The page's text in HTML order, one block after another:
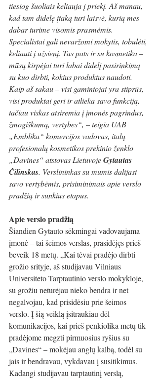
tiesiog šuoliais keliauja į priekį. Aš manau,
kad tam didelę įtaką turi laisvė, kurią mes
dabar turime visomis prasmėmis.
Specialistai gali nevaržomi mokytis, tobulėti,
keliauti į užsienį. Tas pats ir su kosmetika –
mūsų kirpėjai turi labai didelį pasirinkimą
su kuo dirbti, kokius produktus naudoti.
Kaip aš sakau – visi gamintojai yra stiprūs,
visi produktai geri ir atlieka savo funkciją,
tačiau viskas atsiremia į įmonės pagrindus,
žmogiškumą, vertybes“, – teigia UAB
„Emblika“ komercijos vadovas, italų
profesionalų kosmetikos prekinio ženklo
„Davines“ atstovas Lietuvoje Gytautas
Čilinskas. Verslininkas su mumis dalijasi
savo vertybėmis, prisiminimais apie verslo
pradžią ir sunkius etapus.
Apie verslo pradžią
Šiandien Gytauto sėkmingai vadovaujama
įmonė – tai šeimos verslas, prasidėjęs prieš
beveik 18 metų. „Kai tėvai pradėjo dirbti
grožio srityje, aš studijavau Vilniaus
Universiteto Tarptautinio verslo mokykloje,
su grožiu neturėjau nieko bendra ir net
negalvojau, kad prisidėsiu prie šeimos
verslo. Į šią veiklą įsitraukiau dėl
komunikacijos, kai prieš penkiolika metų tik
pradėjome megzti pirmuosius ryšius su
„Davines“ – mokėjau anglų kalbą, todėl su
jais ir bendravau, vykdavau į susitikimus.
Kadangi studijavau tarptautinį verslą,